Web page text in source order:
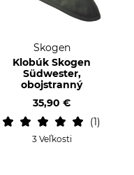
Skogen
Klobúk Skogen
Südwester,
obojstranný
35,90 €
1
3 Veľkosti